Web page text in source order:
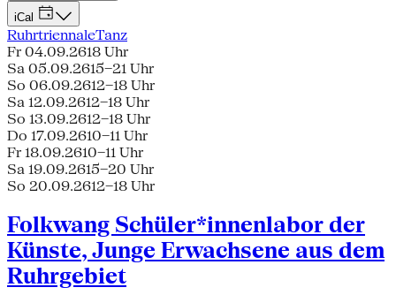
iCal
RuhrtriennaleTanz
Fr 04.09.2618 Uhr
Sa 05.09.2615–21 Uhr
So 06.09.2612–18 Uhr
Sa 12.09.2612–18 Uhr
So 13.09.2612–18 Uhr
Do 17.09.2610–11 Uhr
Fr 18.09.2610–11 Uhr
Sa 19.09.2615–20 Uhr
So 20.09.2612–18 Uhr
Folkwang Schüler*innenlabor der
Künste, Junge Erwachsene aus dem
Ruhrgebiet